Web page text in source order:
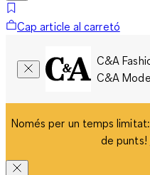
Cap article al carretó
C&A
C&A
Només per un temps
de punts!